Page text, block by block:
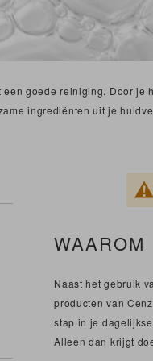
een goede reiniging. Door
ingrediënten uit je
Naast het gebruik
producten van
stap in je
Alleen dan krijgt